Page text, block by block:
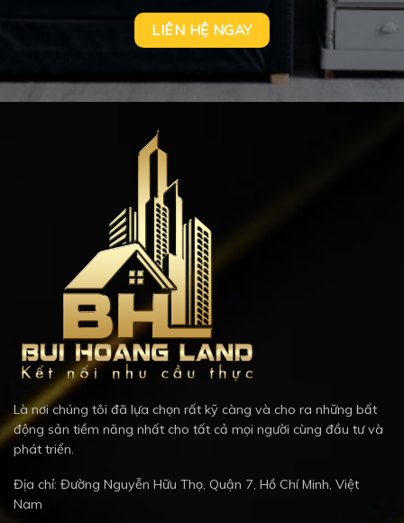
LIÊN HỆ NGAY
Là nơi chúng tôi đã lựa chọn rất kỹ càng và cho ra những bất
động sản tiềm năng nhất cho tất cả mọi người cùng đầu tư và
phát triển.
Địa chỉ: Đường Nguyễn Hữu Thọ, Quận 7, Hồ Chí Minh, Việt
Nam